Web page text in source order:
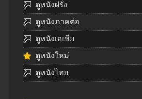
ดูหนังฝรั่ง
ดูหนังภาคต่อ
ดูหนังเอเชีย
ดูหนังใหม่
ดูหนังไทย